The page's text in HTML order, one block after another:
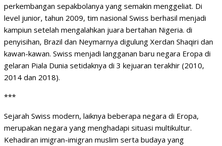
perkembangan sepakbolanya yang semakin menggeliat. Di
level junior, tahun 2009, tim nasional Swiss berhasil menjadi
kampiun setelah mengalahkan juara bertahan Nigeria. di
penyisihan, Brazil dan Neymarnya digulung Xerdan Shaqiri dan
kawan-kawan. Swiss menjadi langganan baru negara Eropa di
gelaran Piala Dunia setidaknya di 3 kejuaran terakhir (2010,
2014 dan 2018).
***
Sejarah Swiss modern, laiknya beberapa negara di Eropa,
merupakan negara yang menghadapi situasi multikultur.
Kehadiran imigran-imigran muslim serta budaya yang